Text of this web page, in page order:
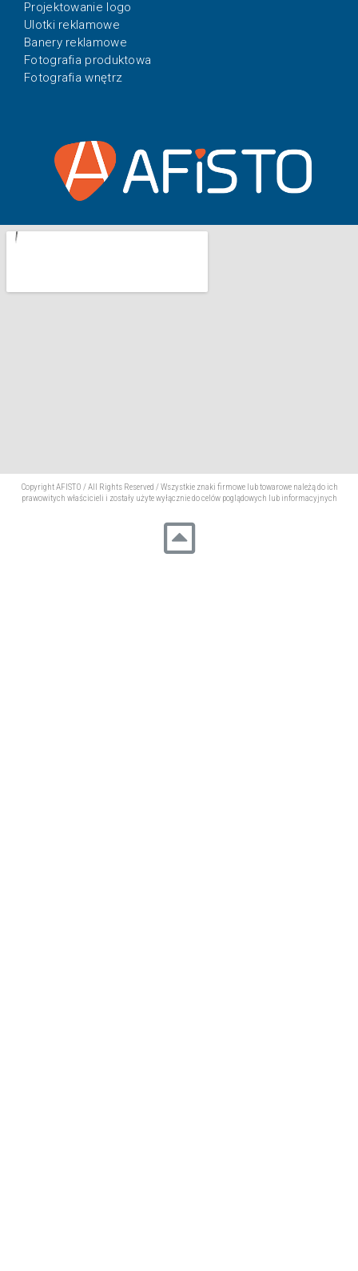
Projektowanie logo
Ulotki reklamowe
Banery reklamowe
Fotografia produktowa
Fotografia wnętrz
Copyright AFISTO / All Rights Reserved / Wszystkie znaki firmowe lub towarowe należą do ich
prawowitych właścicieli i zostały użyte wyłącznie do celów poglądowych lub informacyjnych